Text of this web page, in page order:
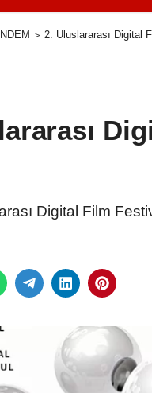
2. Uluslararası Digital
Digital Film